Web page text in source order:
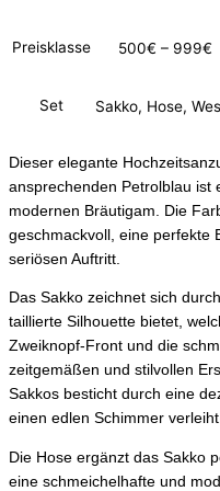
Preisklasse 500€ – 999€
Set Sakko, Hose,
Dieser elegante
ansprechenden Petrolblau ist
modernen Bräutigam. Die
geschmackvoll, eine perfekte
seriösen Auftritt.
Das Sakko zeichnet sich
taillierte Silhouette bietet,
Zweiknopf-Front und die
zeitgemäßen und stilvollen
Sakkos besticht durch eine
einen edlen Schimmer
Die Hose ergänzt das Sakko
eine schmeichelhafte und